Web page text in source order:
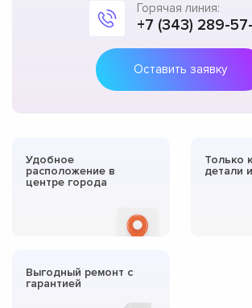
Горячая линия:
+7 (343) 289-
Оставить заявку
Удобное
расположение в
центре города
Только
детали
Выгодный ремонт с
гарантией